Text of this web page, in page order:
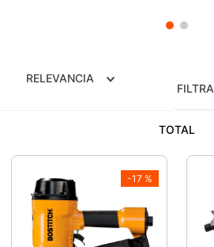
RELEVANCIA
TOTAL
-17 %
sierra
9